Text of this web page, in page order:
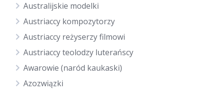
Australijskie modelki
Austriaccy kompozytorzy
Austriaccy reżyserzy filmowi
Austriaccy teolodzy luterańscy
Awarowie (naród kaukaski)
Azozwiązki